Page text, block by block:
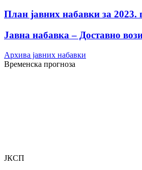
План јавних набавки за 2023.
Јавна набавка – Доставно
Архива јавних набавки
Временска прогноза
ЈКСП